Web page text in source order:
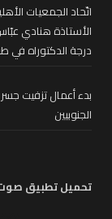
اتّحاد الجمعيات
الأستاذة هنادي
درجة الدكتوراه في
بدء أعمال تزفيت
الجنوبيين
تحميل تطبيق